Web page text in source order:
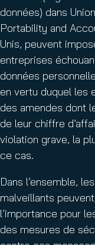
données) dans
Portability and
Unis, peuvent
entreprises
données
en vertu duquel les
des amendes dont
de leur chiffre
violation grave, la
ce cas.
Dans l’ensemble,
malveillants
l’importance pour
des mesures de